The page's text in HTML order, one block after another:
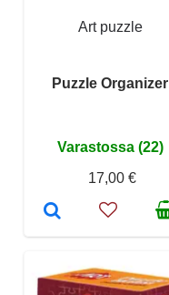
Art puzzle
Puzzle Organizer
Varastossa (22)
17,00 €